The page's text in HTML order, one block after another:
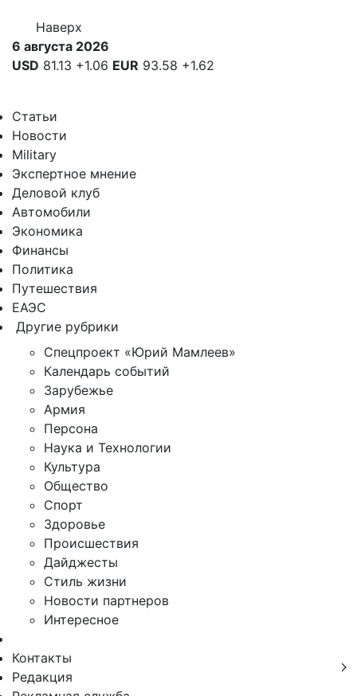
Наверх
6 августа 2026
USD 81.13 +1.06 EUR 93.58 +1.62
Статьи
Новости
Military
Экспертное мнение
Деловой клуб
Автомобили
Экономика
Финансы
Политика
Путешествия
ЕАЭС
Другие рубрики
Спецпроект «Юрий Мамлеев»
Календарь событий
Зарубежье
Армия
Персона
Наука и Технологии
Культура
Общество
Спорт
Здоровье
Происшествия
Дайджесты
Стиль жизни
Новости партнеров
Интересное
Контакты
Редакция